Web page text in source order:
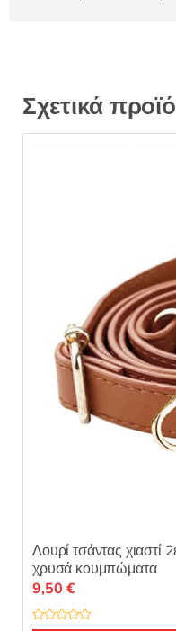
Σχετικά
Λουρί τσάντας χιαστί
χρυσά κουμπώματα
9,50 €